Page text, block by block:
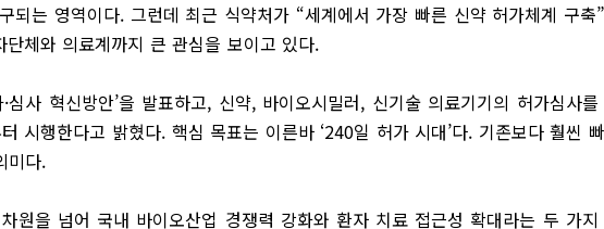
되는 영역이다. 그런데 최근 식약처가 “세계에서 가장 빠른 신약 허가체계 구축
체와 의료계까지 큰 관심을 보이고 있다.
사 혁신방안’을 발표하고, 신약, 바이오시밀러, 신기술 의료기기의 허가심사를
시행한다고 밝혔다. 핵심 목표는 이른바 ‘240일 허가 시대’다. 기존보다 훨씬
미다.
원을 넘어 국내 바이오산업 경쟁력 강화와 환자 치료 접근성 확대라는 두 가지